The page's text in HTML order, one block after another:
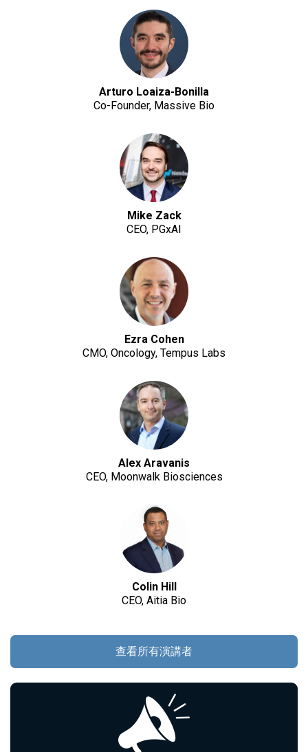
Arturo Loaiza-Bonilla
Co-Founder, Massive Bio
Mike Zack
CEO, PGxAI
Ezra Cohen
CMO, Oncology, Tempus Labs
Alex Aravanis
CEO, Moonwalk Biosciences
Colin Hill
CEO, Aitia Bio
查看所有演講者